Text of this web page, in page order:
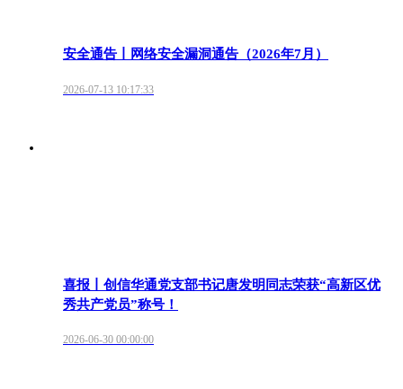
安全通告丨网络安全漏洞通告（2026年7月）
2026-07-13 10:17:33
喜报丨创信华通党支部书记唐发明同志荣获“高新区优
秀共产党员”称号！
2026-06-30 00:00:00